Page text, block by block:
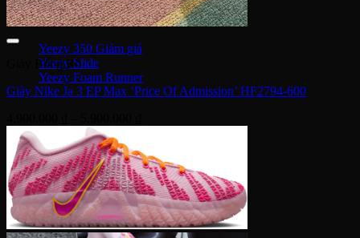
Adidas Yeezy
Yeezy 350
Yeezy Slide
Yeezy Foam Runner
NMD R1
Adidas Collab
Human Race
Adidas Y-3
Nike Air Max
Giày Bóng Rổ
Giày Nike Ja 3 EP Max ‘Price Of Admission’ HF2794-600
4,900,000 ₫
đến
5,900,000 ₫